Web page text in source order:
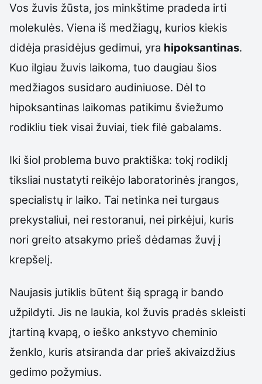
Vos žuvis žūsta, jos minkštime pradeda irti
molekulės. Viena iš medžiagų, kurios kiekis
didėja prasidėjus gedimui, yra hipoksantinas.
Kuo ilgiau žuvis laikoma, tuo daugiau šios
medžiagos susidaro audiniuose. Dėl to
hipoksantinas laikomas patikimu šviežumo
rodikliu tiek visai žuviai, tiek filė gabalams.
Iki šiol problema buvo praktiška: tokį rodiklį
tiksliai nustatyti reikėjo laboratorinės įrangos,
specialistų ir laiko. Tai netinka nei turgaus
prekystaliui, nei restoranui, nei pirkėjui, kuris
nori greito atsakymo prieš dėdamas žuvį į
krepšelį.
Naujasis jutiklis būtent šią spragą ir bando
užpildyti. Jis ne laukia, kol žuvis pradės skleisti
įtartiną kvapą, o ieško ankstyvo cheminio
ženklo, kuris atsiranda dar prieš akivaizdžius
gedimo požymius.